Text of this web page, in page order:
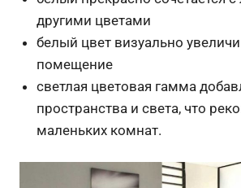
другими цветами
белый цвет визуально
помещение
светлая цветовая гамма
пространства и света, что
маленьких комнат.